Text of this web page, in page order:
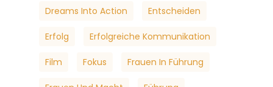
Dreams Into Action Entscheiden
Erfolg Erfolgreiche Kommunikation
Film Fokus Frauen In Führung